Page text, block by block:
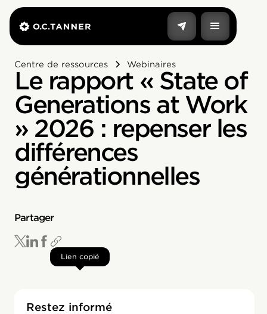
Centre de ressources Webinaires
Le rapport « State of
Generations at Work
» 2026 : repenser les
différences
générationnelles
Partager
Lien copié
Restez informé